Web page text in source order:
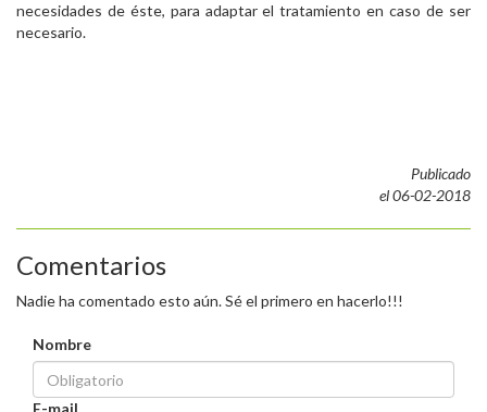
necesidades de éste, para adaptar el tratamiento en caso de ser
necesario.
Publicado
el 06-02-2018
Comentarios
Nadie ha comentado esto aún. Sé el primero en hacerlo!!!
Nombre
E-mail